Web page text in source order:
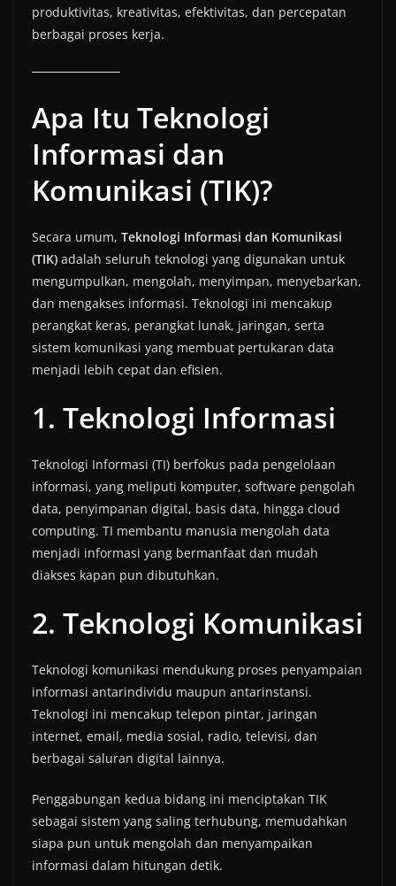
produktivitas, kreativitas, efektivitas, dan percepatan
berbagai proses kerja.
Apa Itu Teknologi
Informasi dan
Komunikasi (TIK)?
Secara umum, Teknologi Informasi dan Komunikasi
(TIK) adalah seluruh teknologi yang digunakan untuk
mengumpulkan, mengolah, menyimpan, menyebarkan,
dan mengakses informasi. Teknologi ini mencakup
perangkat keras, perangkat lunak, jaringan, serta
sistem komunikasi yang membuat pertukaran data
menjadi lebih cepat dan efisien.
1. Teknologi Informasi
Teknologi Informasi (TI) berfokus pada pengelolaan
informasi, yang meliputi komputer, software pengolah
data, penyimpanan digital, basis data, hingga cloud
computing. TI membantu manusia mengolah data
menjadi informasi yang bermanfaat dan mudah
diakses kapan pun dibutuhkan.
2. Teknologi Komunikasi
Teknologi komunikasi mendukung proses penyampaian
informasi antarindividu maupun antarinstansi.
Teknologi ini mencakup telepon pintar, jaringan
internet, email, media sosial, radio, televisi, dan
berbagai saluran digital lainnya.
Penggabungan kedua bidang ini menciptakan TIK
sebagai sistem yang saling terhubung, memudahkan
siapa pun untuk mengolah dan menyampaikan
informasi dalam hitungan detik.